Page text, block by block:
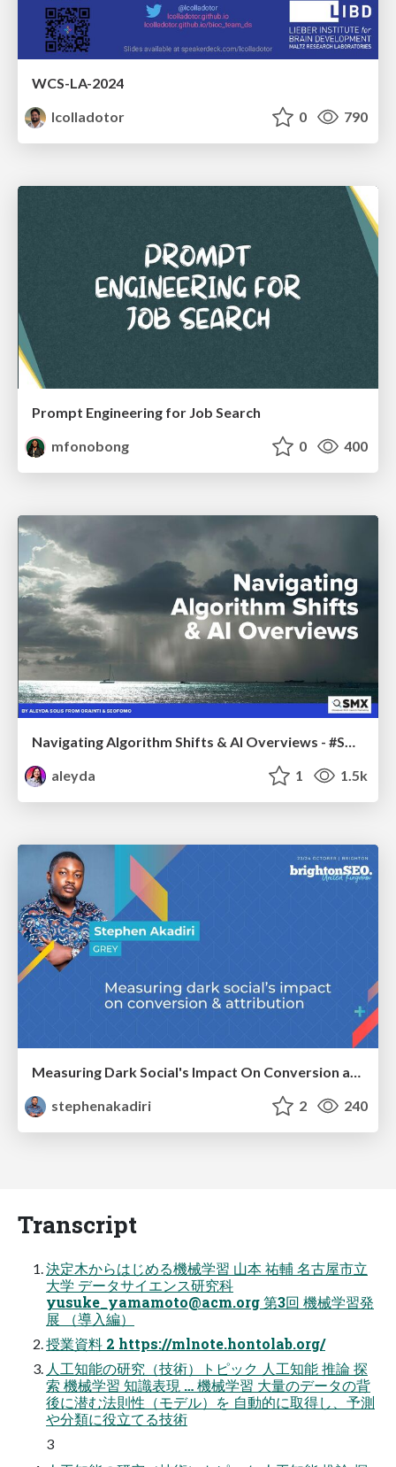
WCS-LA-2024
lcolladotor
0 790
Prompt Engineering for Job Search
mfonobong
0 400
Navigating Algorithm Shifts & AI Overviews - #SMXNext
aleyda
1 1.5k
stephenakadiri
2 240
Transcript
決定木からはじめる機械学習 ⼭本 祐輔 名古屋市⽴
⼤学 データサイエンス研究科
yusuke_yamamoto@acm.org第3回 機械学習発
展 （導入編）
授業資料 2 https://mlnote.hontolab.org/
⼈⼯知能の研究（技術）トピック 人工知能 推論 探
索 機械学習 知識表現 … 機械学習 大量のデータの背
後に潜む法則性（モデル）を 自動的に取得し、予測
や分類に役立てる技術
3